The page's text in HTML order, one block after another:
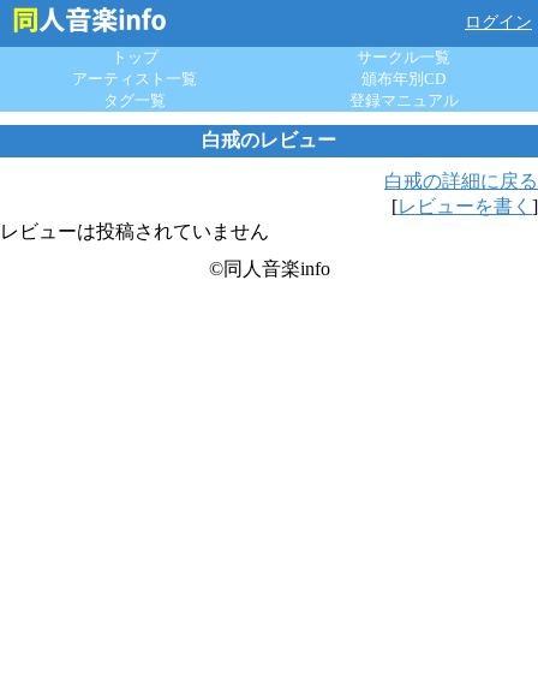
ログイン
トップ
サークル一覧
アーティスト一覧
頒布年別CD
タグ一覧
登録マニュアル
白戒のレビュー
白戒の詳細に戻る
[レビューを書く ]
レビューは投稿されていません
©同人音楽info